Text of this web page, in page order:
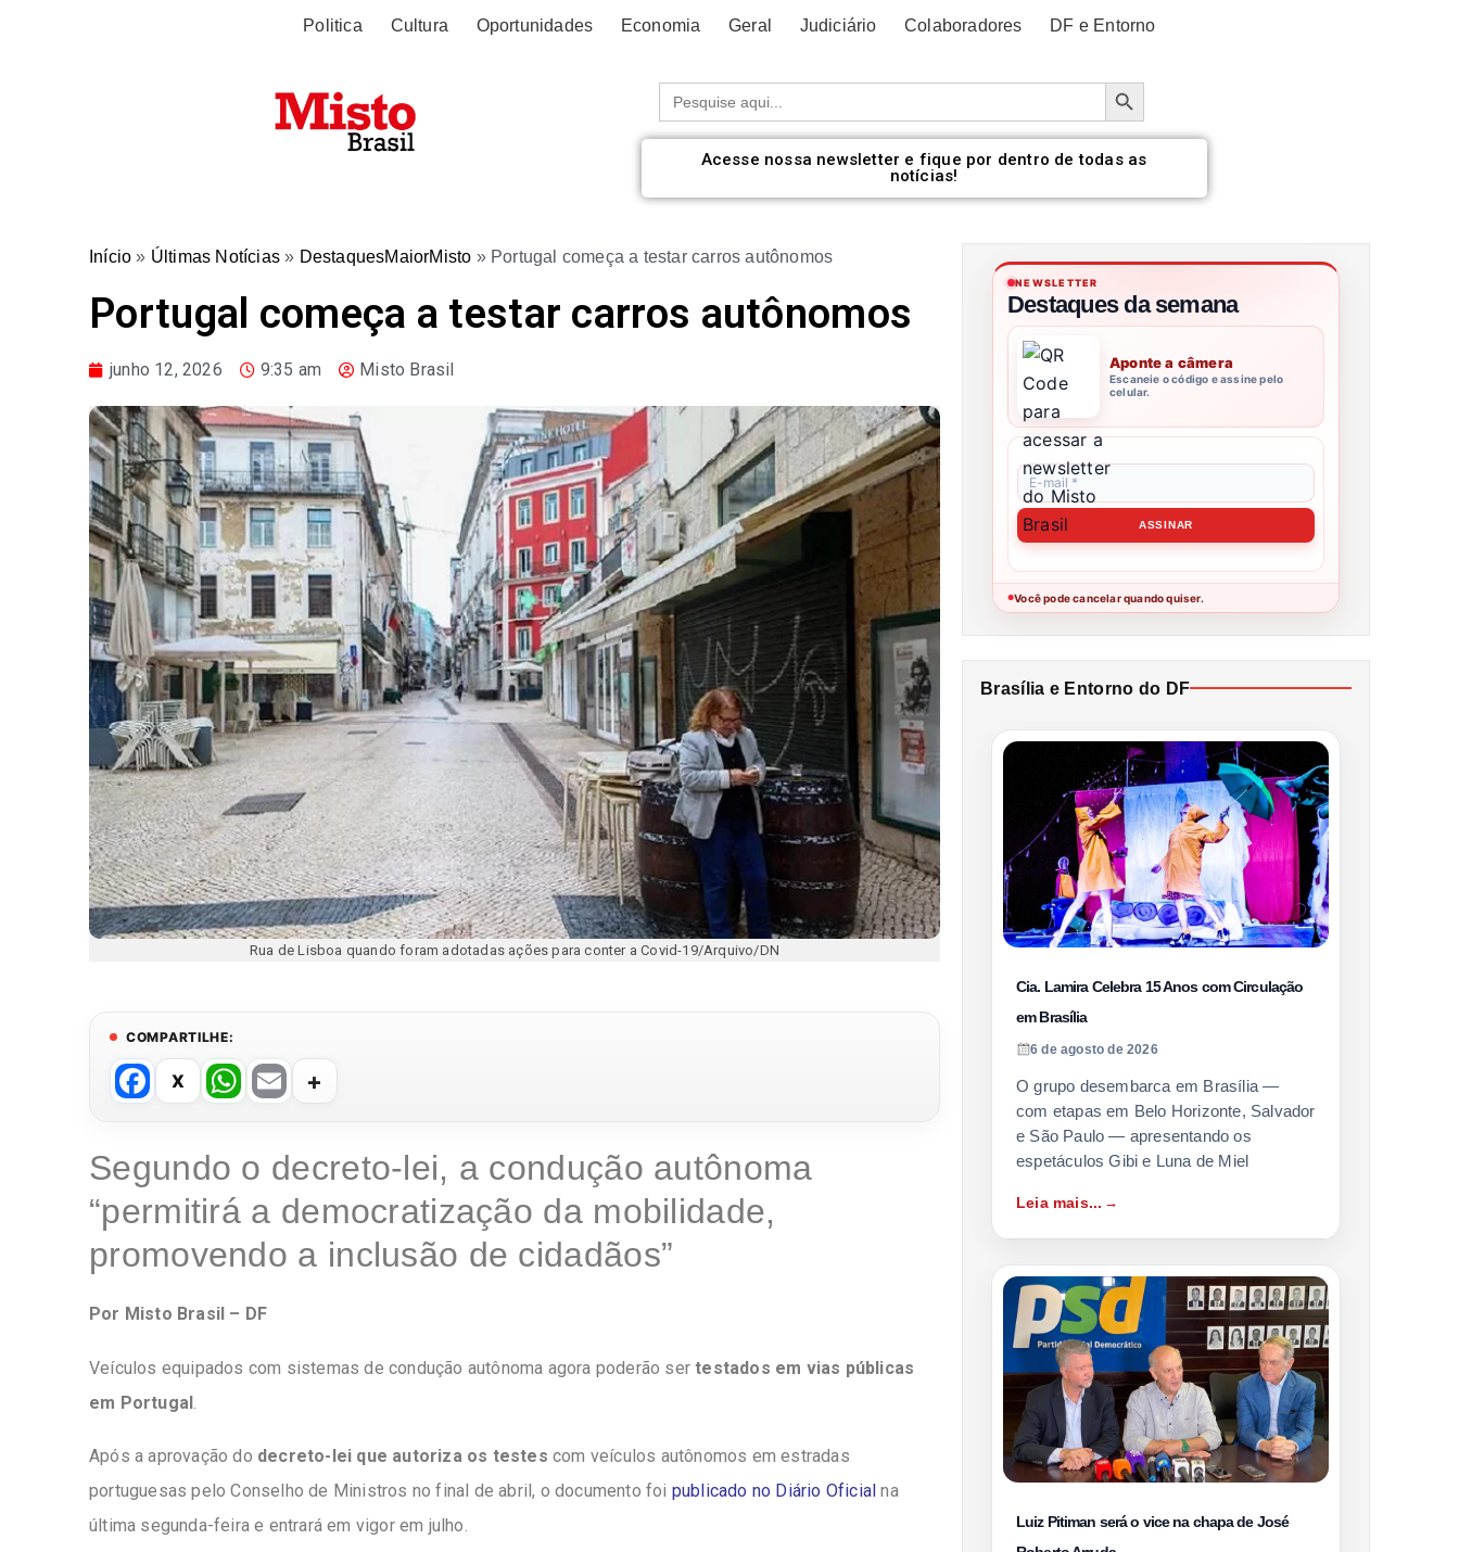
Politica Cultura Oportunidades Economia Geral Judiciário Colaboradores DF e Entorno
Procurar: Botão de pesquisa
Acesse nossa newsletter e fique por dentro de todas as
notícias!
Início » Últimas Notícias » DestaquesMaiorMisto » Portugal começa a testar carros autônomos
Portugal começa a testar carros autônomos
junho 12, 2026 9:35 am Misto Brasil
Rua de Lisboa quando foram adotadas ações para conter a Covid-19/Arquivo/DN
COMPARTILHE:
F
a
c
e
b
o
k
W
h
at
s
A
p
E
ail
Segundo o decreto-lei, a condução autônoma
“permitirá a democratização da mobilidade,
promovendo a inclusão de cidadãos”
Por Misto Brasil – DF
Veículos equipados com sistemas de condução autônoma agora poderão sertestados em vias públicas
em Portugal
Após a aprovação do decreto-lei que autoriza os testes com veículos autônomos em estradas
portuguesas pelo Conselho de Ministros no final de abril, o documento foi publicado no Diário Oficial na
última segunda-feira e entrará em vigor em julho.
NEWSLETTER
Destaques da semana
Aponte a câmera
Escaneie o código e assine pelo
celular.
●Você pode cancelar quando quiser.
Brasília e Entorno do DF
Cia. Lamira Celebra 15 Anos com Circulação
em Brasília
6 de agosto de 2026
O grupo desembarca em Brasília —
com etapas em Belo Horizonte, Salvador
e São Paulo — apresentando os
espetáculos Gibi e Luna de Miel
Leia mais...
Luiz Pitiman será o vice na chapa de José